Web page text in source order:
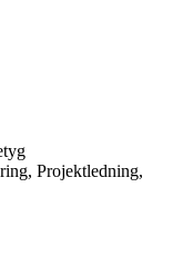
Projektledning,